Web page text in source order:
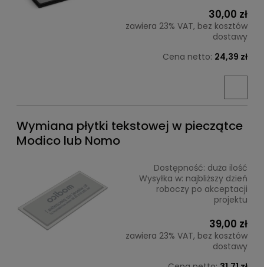
30,00 zł
zawiera 23% VAT, bez kosztów
dostawy
Cena netto: 24,39 zł
Wymiana płytki tekstowej w pieczątce
Modico lub Nomo
Dostępność: duża ilość
Wysyłka w: najbliższy dzień
roboczy po akceptacji
projektu
39,00 zł
zawiera 23% VAT, bez kosztów
dostawy